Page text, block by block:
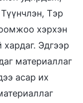
Тэр
хэрхэн
Эдгээр
материаллаг
асар их